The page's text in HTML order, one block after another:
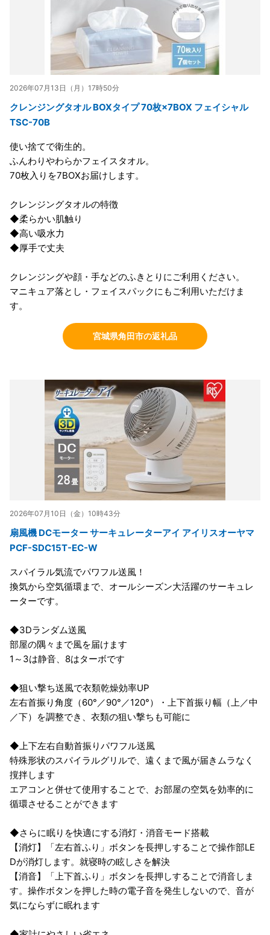
2026年07月13日（月）17時50分
クレンジングタオル BOXタイプ 70枚×7BOX フェイシャル
TSC-70B
使い捨てで衛生的。
ふんわりやわらかフェイスタオル。
70枚入りを7BOXお届けします。
クレンジングタオルの特徴
◆柔らかい肌触り
◆高い吸水力
◆厚手で丈夫
クレンジングや顔・手などのふきとりにご利用ください。
マニキュア落とし・フェイスパックにもご利用いただけま
す。
宮城県角田市の返礼品
2026年07月10日（金）10時43分
扇風機 DCモーター サーキュレーターアイ アイリスオーヤマ
PCF-SDC15T-EC-W
スパイラル気流でパワフル送風！
換気から空気循環まで、オールシーズン大活躍のサーキュレ
ーターです。
◆3Dランダム送風
部屋の隅々まで風を届けます
1～3は静音、8はターボです
◆狙い撃ち送風で衣類乾燥効率UP
左右首振り角度（60°／90°／120°）・上下首振り幅（上／中
／下）を調整でき、衣類の狙い撃ちも可能に
◆上下左右自動首振りパワフル送風
特殊形状のスパイラルグリルで、遠くまで風が届きムラなく
撹拌します
エアコンと併せて使用することで、お部屋の空気を効率的に
循環させることができます
◆さらに眠りを快適にする消灯・消音モード搭載
【消灯】「左右首ふり」ボタンを長押しすることで操作部LE
Dが消灯します。就寝時の眩しさを解決
【消音】「上下首ふり」ボタンを長押しすることで消音しま
す。操作ボタンを押した時の電子音を発生しないので、音が
気にならずに眠れます